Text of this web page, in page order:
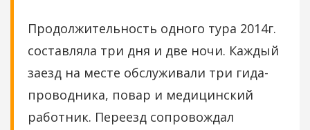
Продолжительность одного тура 2014г.
составляла три дня и две ночи. Каждый
заезд на месте обслуживали три гида-
проводника, повар и медицинский
работник. Переезд сопровождал